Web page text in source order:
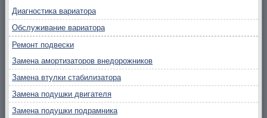
Диагностика вариатора
Обслуживание вариатора
Ремонт подвески
Замена амортизаторов внедорожников
Замена втулки стабилизатора
Замена подушки двигателя
Замена подушки подрамника